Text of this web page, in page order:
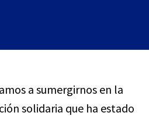
a sumergirnos en la
solidaria que ha estado